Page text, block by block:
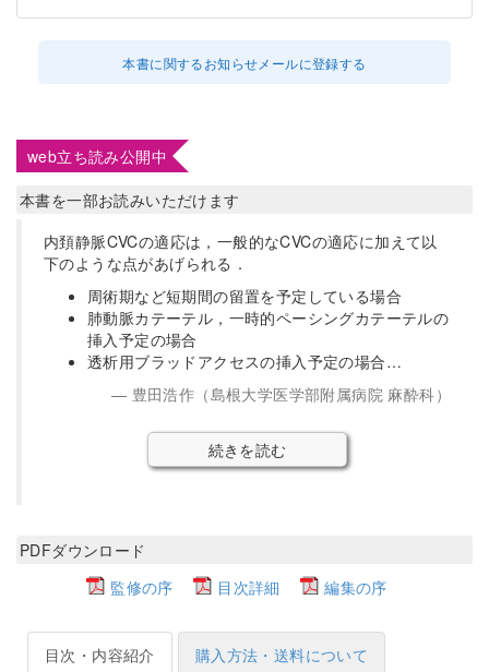
本書に関するお知らせメールに登録する
web立ち読み公開中
本書を一部お読みいただけます
内頚静脈CVCの適応は，一般的なCVCの適応に加えて以
下のような点があげられる．
周術期など短期間の留置を予定している場合
肺動脈カテーテル，一時的ペーシングカテーテルの
挿入予定の場合
透析用ブラッドアクセスの挿入予定の場合…
豊田浩作（島根大学医学部附属病院 麻酔科）
続きを読む
PDFダウンロード
監修の序
目次詳細 編集の序
目次・内容紹介 購入方法・送料について